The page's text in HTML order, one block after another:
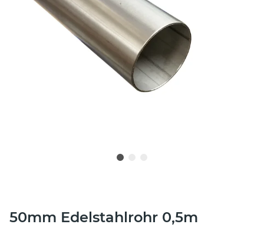
50mm Edelstahlrohr 0,5m